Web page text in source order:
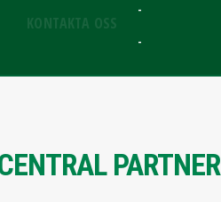
-
-
KONTAKTA OSS